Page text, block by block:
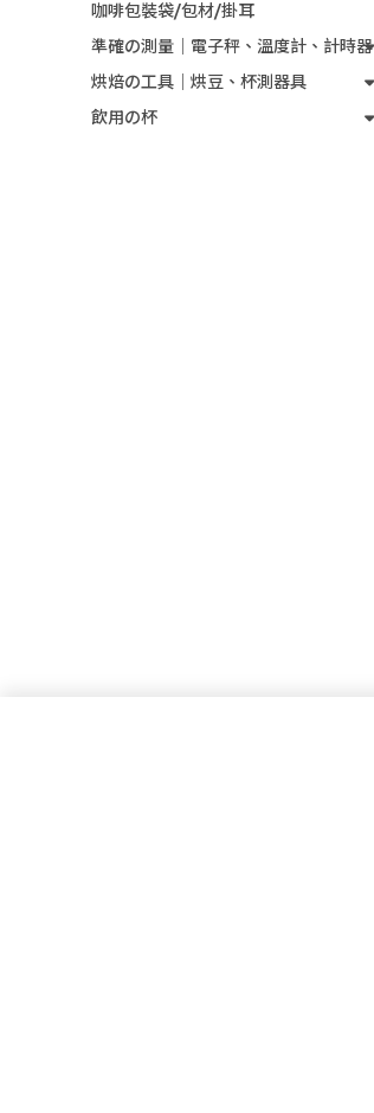
咖啡包裝袋/包材/掛耳
準確の測量｜電子秤、溫度計、計時器
烘焙の工具｜烘豆、杯測器具
飲用の杯